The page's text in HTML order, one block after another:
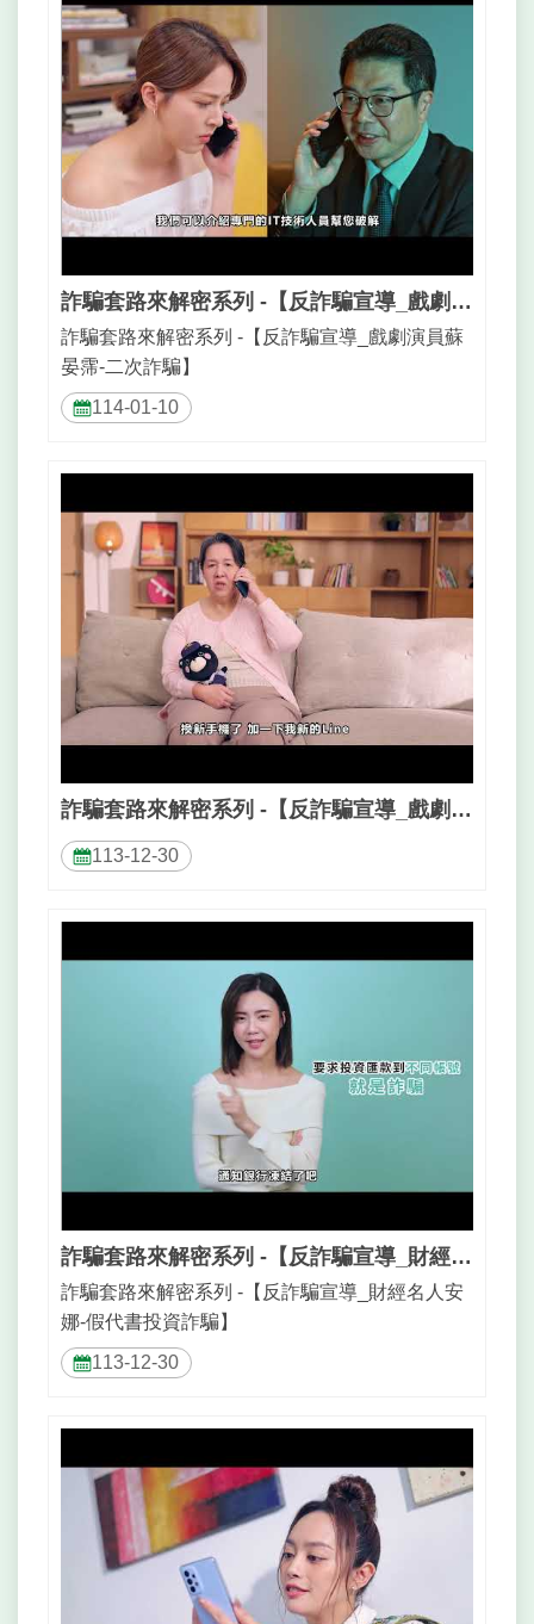
詐騙套路來解密系列 -【反詐騙宣導_戲劇演員蘇晏霈-二次詐騙】
114-01-10
詐騙套路來解密系列 -【反詐騙宣導_戲劇演員蘇
晏霈-二次詐騙】
詐騙套路來解密系列 -【反詐騙宣導_戲劇男星洪毛-猜猜我是誰】
113-12-30
詐騙套路來解密系列 -【反詐騙宣導_財經名人安娜-假代書投資詐騙】
113-12-30
詐騙套路來解密系列 -【反詐騙宣導_財經名人安
娜-假代書投資詐騙】